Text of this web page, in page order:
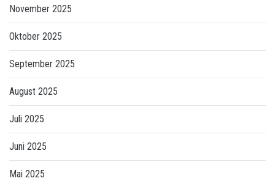
November 2025
Oktober 2025
September 2025
August 2025
Juli 2025
Juni 2025
Mai 2025